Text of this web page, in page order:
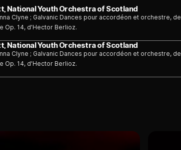
National Youth Orchestra of Scotland
Clyne ; Galvanic Dances pour accordéon et orchestre, de
Op. 14, d'Hector Berlioz.
National Youth Orchestra of Scotland
Clyne ; Galvanic Dances pour accordéon et orchestre, de
Op. 14, d'Hector Berlioz.